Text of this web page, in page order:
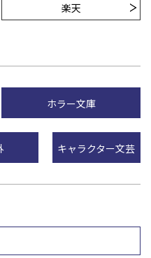
楽天
ホラー文庫
キャラクター文芸